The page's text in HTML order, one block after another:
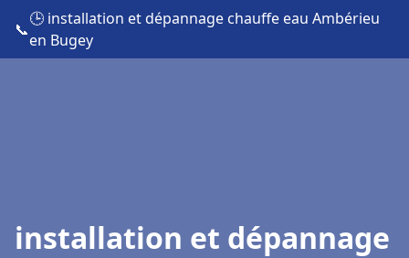
📞
🕒 installation et dépannage chauffe eau Ambérieu
en Bugey
installation et dépannage